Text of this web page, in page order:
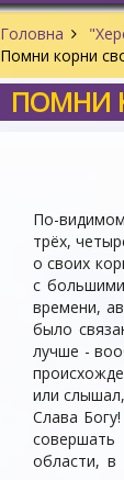
Головна
Помни корни
ПОМНИ
По-
трёх,
о своих
с
времени,
было
лучше -
или
Слава
совершать
области, в